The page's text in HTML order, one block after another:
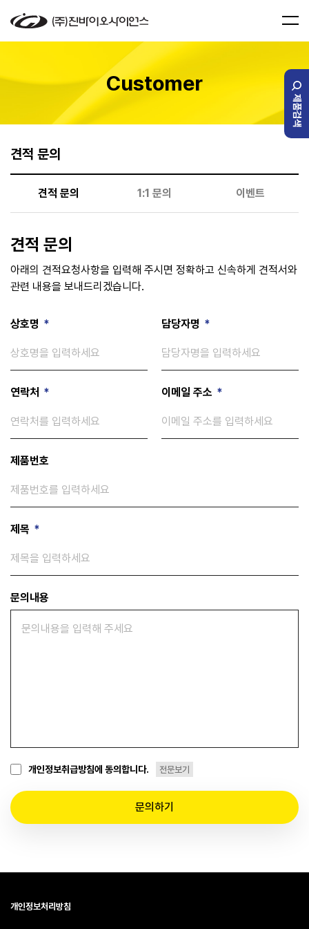
제품검색
Customer
견적 문의
견적 문의 1:1 문의 이벤트
견적 문의
아래의 견적요청사항을 입력해 주시면 정확하고 신속하게 견적서와
관련 내용을 보내드리겠습니다.
상호명 * 담당자명 *
연락처 * 이메일 주소 *
제품번호
제목 *
문의내용
개인정보취급방침에 동의합니다. 전문보기
문의하기
개인정보처리방침